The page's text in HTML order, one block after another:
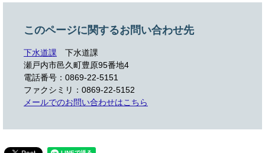
このページに関するお問い合わせ先
下水道課
下水道課
瀬戸内市邑久町豊原95番地4
電話番号：0869-22-5151
ファクシミリ：0869-22-5152
メールでのお問い合わせはこちら